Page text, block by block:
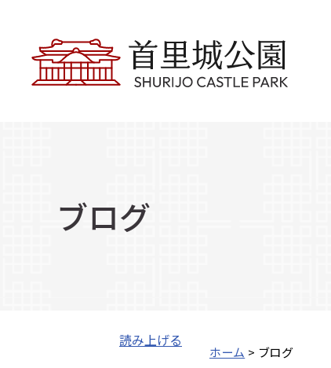
ブログ
ホーム > ブログ
読み上げる